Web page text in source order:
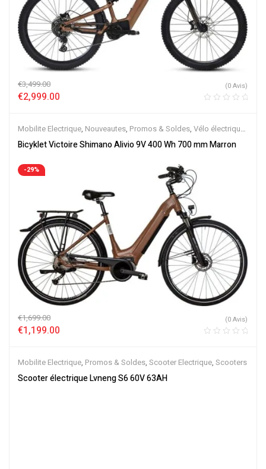
€3,499.00
€2,999.00
(0 Avis)
Mobilite Electrique, Nouveautes, Promos & Soldes, Vélo électrique
ville,Velos Electriques,VTC Electrique
Bicyklet Victoire Shimano Alivio 9V 400 Wh 700 mm Marron
-29%
€1,699.00
€1,199.00
(0 Avis)
Mobilite Electrique, Promos & Soldes, Scooter Electrique, Scooters
Scooter électrique Lvneng S6 60V 63AH